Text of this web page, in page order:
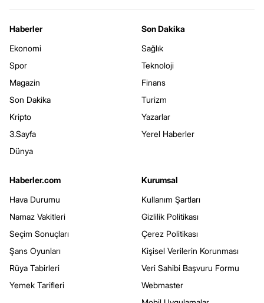
Haberler
Ekonomi
Spor
Magazin
Son Dakika
Kripto
3.Sayfa
Dünya
Son Dakika
Sağlık
Teknoloji
Finans
Turizm
Yazarlar
Yerel Haberler
Haberler.com
Hava Durumu
Namaz Vakitleri
Seçim Sonuçları
Şans Oyunları
Rüya Tabirleri
Yemek Tarifleri
Kurumsal
Kullanım Şartları
Gizlilik Politikası
Çerez Politikası
Kişisel Verilerin Korunması
Veri Sahibi Başvuru Formu
Webmaster